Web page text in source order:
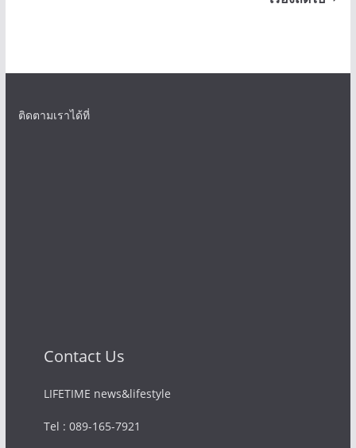
ติดตามเราได้ที่
Contact Us
LIFETIME news&lifestyle
Tel : 089-165-7921